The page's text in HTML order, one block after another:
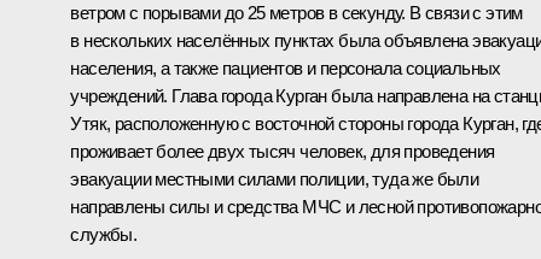
ветром с порывами до 25 метров в секунду. В связи с этим
в нескольких населённых пунктах была объявлена
населения, а также пациентов и персонала социальных
учреждений. Глава города Курган была направлена на
Утяк, расположенную с восточной стороны города Курган,
проживает более двух тысяч человек, для проведения
эвакуации местными силами полиции, туда же были
направлены силы и средства МЧС и лесной
службы.